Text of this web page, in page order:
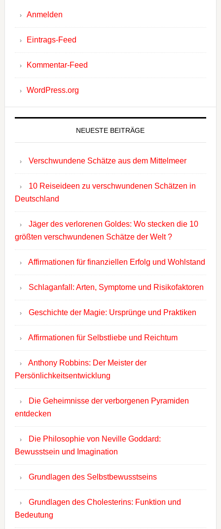
Anmelden
Eintrags-Feed
Kommentar-Feed
WordPress.org
NEUESTE BEITRÄGE
Verschwundene Schätze aus dem Mittelmeer
10 Reiseideen zu verschwundenen Schätzen in
Deutschland
Jäger des verlorenen Goldes: Wo stecken die 10
größten verschwundenen Schätze der Welt ?
Affirmationen für finanziellen Erfolg und Wohlstand
Schlaganfall: Arten, Symptome und Risikofaktoren
Geschichte der Magie: Ursprünge und Praktiken
Affirmationen für Selbstliebe und Reichtum
Anthony Robbins: Der Meister der
Persönlichkeitsentwicklung
Die Geheimnisse der verborgenen Pyramiden
entdecken
Die Philosophie von Neville Goddard:
Bewusstsein und Imagination
Grundlagen des Selbstbewusstseins
Grundlagen des Cholesterins: Funktion und
Bedeutung